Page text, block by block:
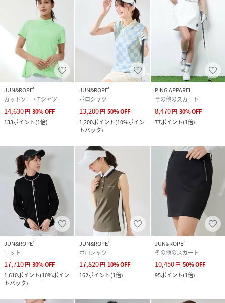
JUN&ROPE’
カットソー・Tシャツ
14,630円 30%OFF
133ポイント(1倍)
JUN&ROPE’
ポロシャツ
13,200円 50%OFF
1,200ポイント(10%ポイン
トバック)
PING APPAREL
その他のスカート
8,470円 30%OFF
77ポイント(1倍)
JUN&ROPE’
ニット
17,710円 30%OFF
1,610ポイント(10%ポイン
トバック)
JUN&ROPE’
ポロシャツ
17,820円 10%OFF
162ポイント(1倍)
JUN&ROPE’
その他のスカート
10,450円 50%OFF
95ポイント(1倍)